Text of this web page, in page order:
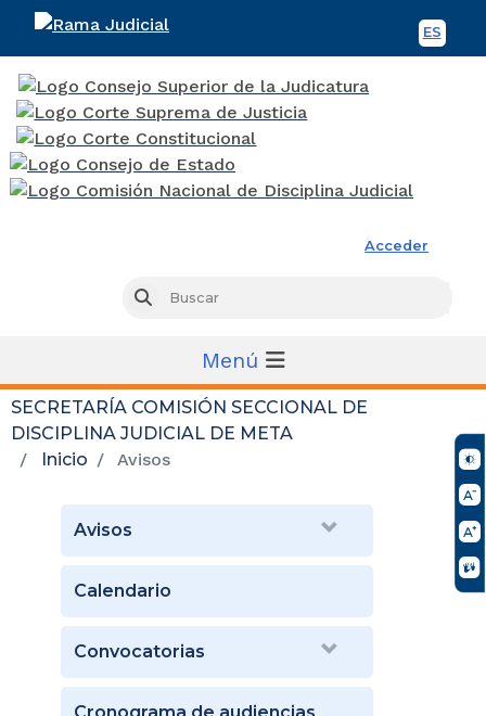
ES
Acceder
Buscar
Menú
SECRETARÍA COMISIÓN SECCIONAL DE
DISCIPLINA JUDICIAL DE META
Inicio
Avisos
Avisos
Calendario
Convocatorias